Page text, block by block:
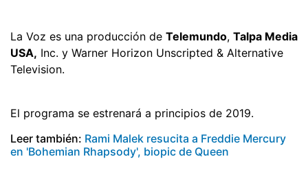
La Voz es una producción de Telemundo, Talpa Media
USA, Inc. y Warner Horizon Unscripted & Alternative
Television.
El programa se estrenará a principios de 2019.
Leer también: Rami Malek resucita a Freddie Mercury
en 'Bohemian Rhapsody', biopic de Queen